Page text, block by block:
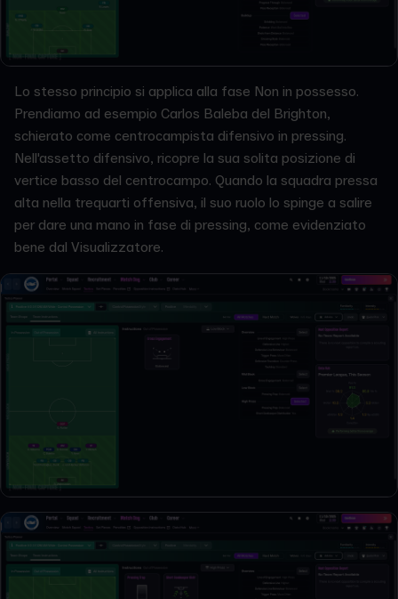
Lo stesso principio si applica alla fase Non in possesso.
Prendiamo ad esempio Carlos Baleba del Brighton,
schierato come centrocampista difensivo in pressing.
Nell'assetto difensivo, ricopre la sua solita posizione di
vertice basso del centrocampo. Quando la squadra pressa
alta nella trequarti offensiva, il suo ruolo lo spinge a salire
per dare una mano in fase di pressing, come evidenziato
bene dal Visualizzatore.